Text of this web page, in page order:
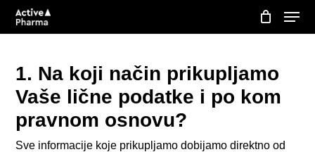
Skip
Menu
Korpa
Close
1. Na koji način prikupljamo
Vaše lične podatke i po kom
pravnom osnovu?
Sve informacije koje prikupljamo dobijamo direktno od